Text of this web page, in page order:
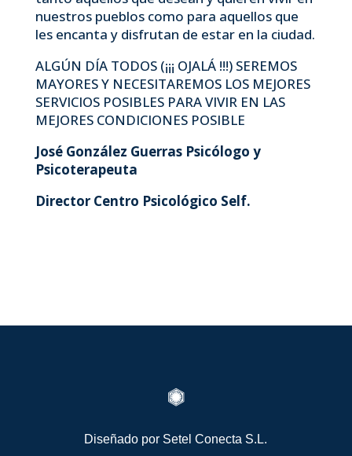
nuestros pueblos como para aquellos que
les encanta y disfrutan de estar en la ciudad.
ALGÚN DÍA TODOS (¡¡¡ OJALÁ !!!) SEREMOS
MAYORES Y NECESITAREMOS LOS MEJORES
SERVICIOS POSIBLES PARA VIVIR EN LAS
MEJORES CONDICIONES POSIBLE
José González Guerras Psicólogo y
Psicoterapeuta
Director Centro Psicológico Self.

Diseñado por Setel Conecta S.L.